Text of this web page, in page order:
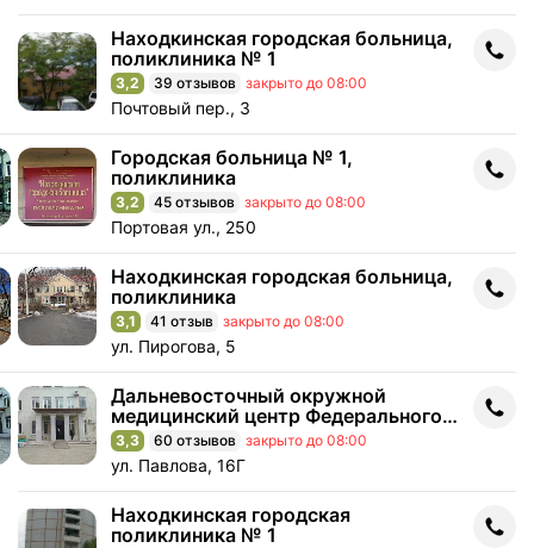
Находкинская городская больница, поликлиника № 1
Находкинская городская больница,
поликлиника № 1
Рейтинг 3,2 из 5
3,2 39 отзывов закрыто до 08:00
Адрес: Почтовый пер., 3 .
Почтовый пер., 3
Городская больница № 1, поликлиника
Городская больница № 1,
поликлиника
Рейтинг 3,2 из 5
3,2 45 отзывов закрыто до 08:00
Адрес: Портовая ул., 250 .
Портовая ул., 250
Находкинская городская больница, поликлиника
Находкинская городская больница,
поликлиника
Рейтинг 3,1 из 5
3,1 41 отзыв закрыто до 08:00
Адрес: ул. Пирогова, 5 .
ул. Пирогова, 5
Дальневосточный окружной медицинский центр
Дальневосточный окружной
медицинский центр Федерального
медико-биологического агентства,
поликлиника № 1
Рейтинг 3,3 из 5
3,3 60 отзывов закрыто до 08:00
Адрес: ул. Павлова, 16Г .
ул. Павлова, 16Г
Находкинская городская поликлиника № 1
Находкинская городская
поликлиника № 1